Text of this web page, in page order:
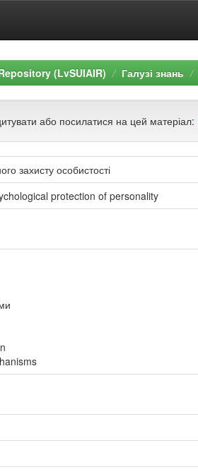
(LvSUIAIR) Галузі знань
або посилатися на цей матеріал:
захисту особистості
protection of personality